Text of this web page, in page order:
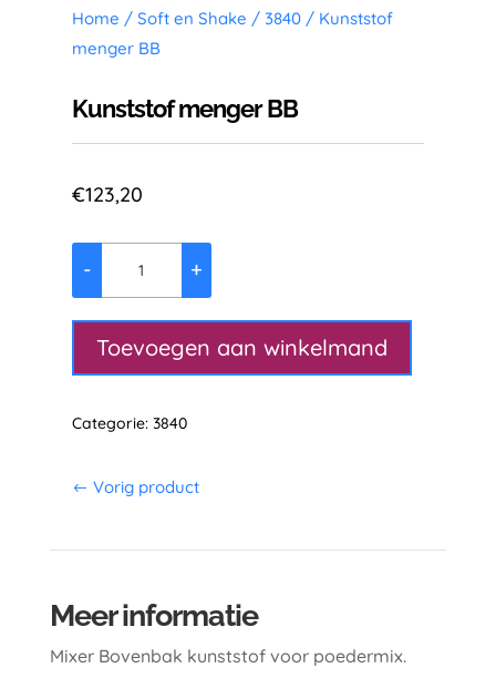
Home / Soft en Shake / 3840/ Kunststof
menger BB
Kunststof menger BB
€123,20
Kunststof
aantal
- +
Toevoegen aan winkelmand
Categorie: 3840
Vorig product
Meer informatie
Mixer Bovenbak kunststof voor poedermix.